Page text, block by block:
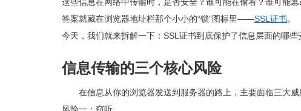
答案就藏在浏览器地址栏那个小小的“锁”图标里——SSL证书。
今天，我们就来拆解一下：SSL证书到底保护了信息层面的哪些
信息传输的三个核心风险
在信息从你的浏览器发送到服务器的路上，主要面临三大威